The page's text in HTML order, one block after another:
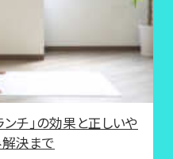
チ」の効果と正しいや
解決まで